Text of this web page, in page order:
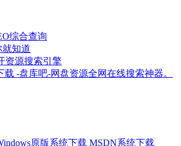
综合查询
知道
资源搜索引擎
载 -盘库吧-网盘资源全网在线搜索神器。
原版系统下载 MSDN系统下载